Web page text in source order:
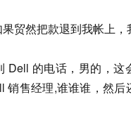
贸然把款退到我帐上，
Dell 的电话，男的，这
销售经理,谁谁谁，然后